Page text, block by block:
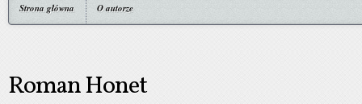
Strona główna O autorze
Roman Honet